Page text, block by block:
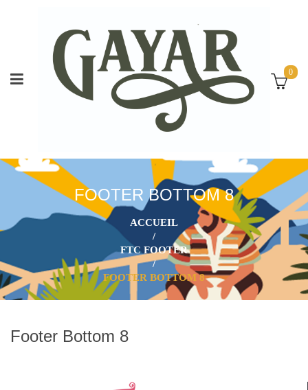
0
FOOTER BOTTOM 8
ACCUEIL
/
FTC FOOTER
/
FOOTER BOTTOM 8
Footer Bottom 8